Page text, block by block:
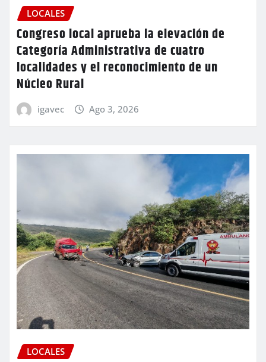
LOCALES
Congreso local aprueba la elevación de
Categoría Administrativa de cuatro
localidades y el reconocimiento de un
Núcleo Rural
igavec Ago 3, 2026
LOCALES